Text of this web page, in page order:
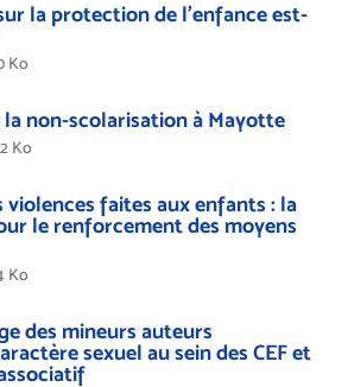
la protection de l’enfance est-
Ko
non-scolarisation à Mayotte
Ko
violences faites aux enfants : la
le renforcement des moyens
Ko
des mineurs auteurs
sexuel au sein des CEF et